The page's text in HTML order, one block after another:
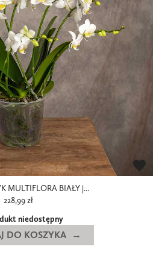
MULTIFLORA BIAŁY |...
228,99 zł
niedostępny
favorite
DO KOSZYKA